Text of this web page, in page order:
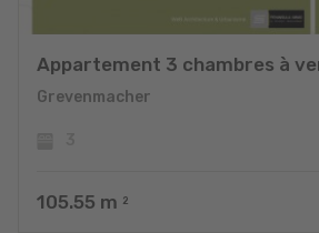
Appartement 3 chambres à
Grevenmacher
105.55 m 2